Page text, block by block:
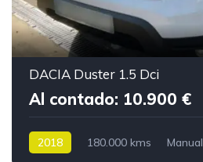
DACIA Duster 1.5 Dci
Al contado: 10.900 €
2018 180.000 kms Manual